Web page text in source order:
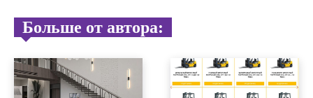
Больше от автора: